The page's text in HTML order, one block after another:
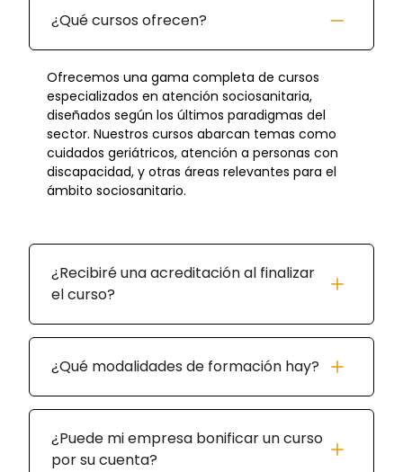
¿Qué cursos ofrecen?
Ofrecemos una gama completa de cursos
especializados en atención sociosanitaria,
diseñados según los últimos paradigmas del
sector. Nuestros cursos abarcan temas como
cuidados geriátricos, atención a personas con
discapacidad, y otras áreas relevantes para el
ámbito sociosanitario.
¿Recibiré una acreditación al finalizar
el curso?
¿Qué modalidades de formación hay?
¿Puede mi empresa bonificar un curso
por su cuenta?